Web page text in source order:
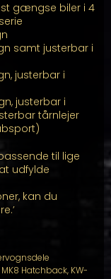
gængse biler i 4
samt justerbar i
justerbar i
justerbar i
tårnlejer
til lige
udfylde
kan du
Hatchback, KW-